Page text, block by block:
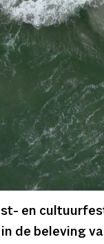
en
de beleving